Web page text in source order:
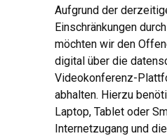
Aufgrund der
Einschränkungen
möchten wir den
digital über die
Videokonferenz-
abhalten. Hierzu
Laptop, Tablet oder
Internetzugang und